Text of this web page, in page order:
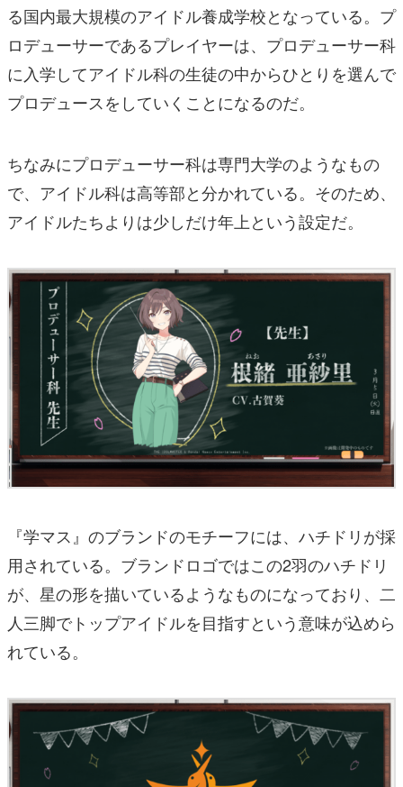
る国内最大規模のアイドル養成学校となっている。プ
ロデューサーであるプレイヤーは、プロデューサー科
に入学してアイドル科の生徒の中からひとりを選んで
プロデュースをしていくことになるのだ。
ちなみにプロデューサー科は専門大学のようなもの
で、アイドル科は高等部と分かれている。そのため、
アイドルたちよりは少しだけ年上という設定だ。
『学マス』のブランドのモチーフには、ハチドリが採
用されている。ブランドロゴではこの2羽のハチドリ
が、星の形を描いているようなものになっており、二
人三脚でトップアイドルを目指すという意味が込めら
れている。